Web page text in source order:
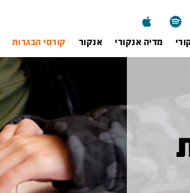
מדיה אנקורי אנקור קורסי הבגרות